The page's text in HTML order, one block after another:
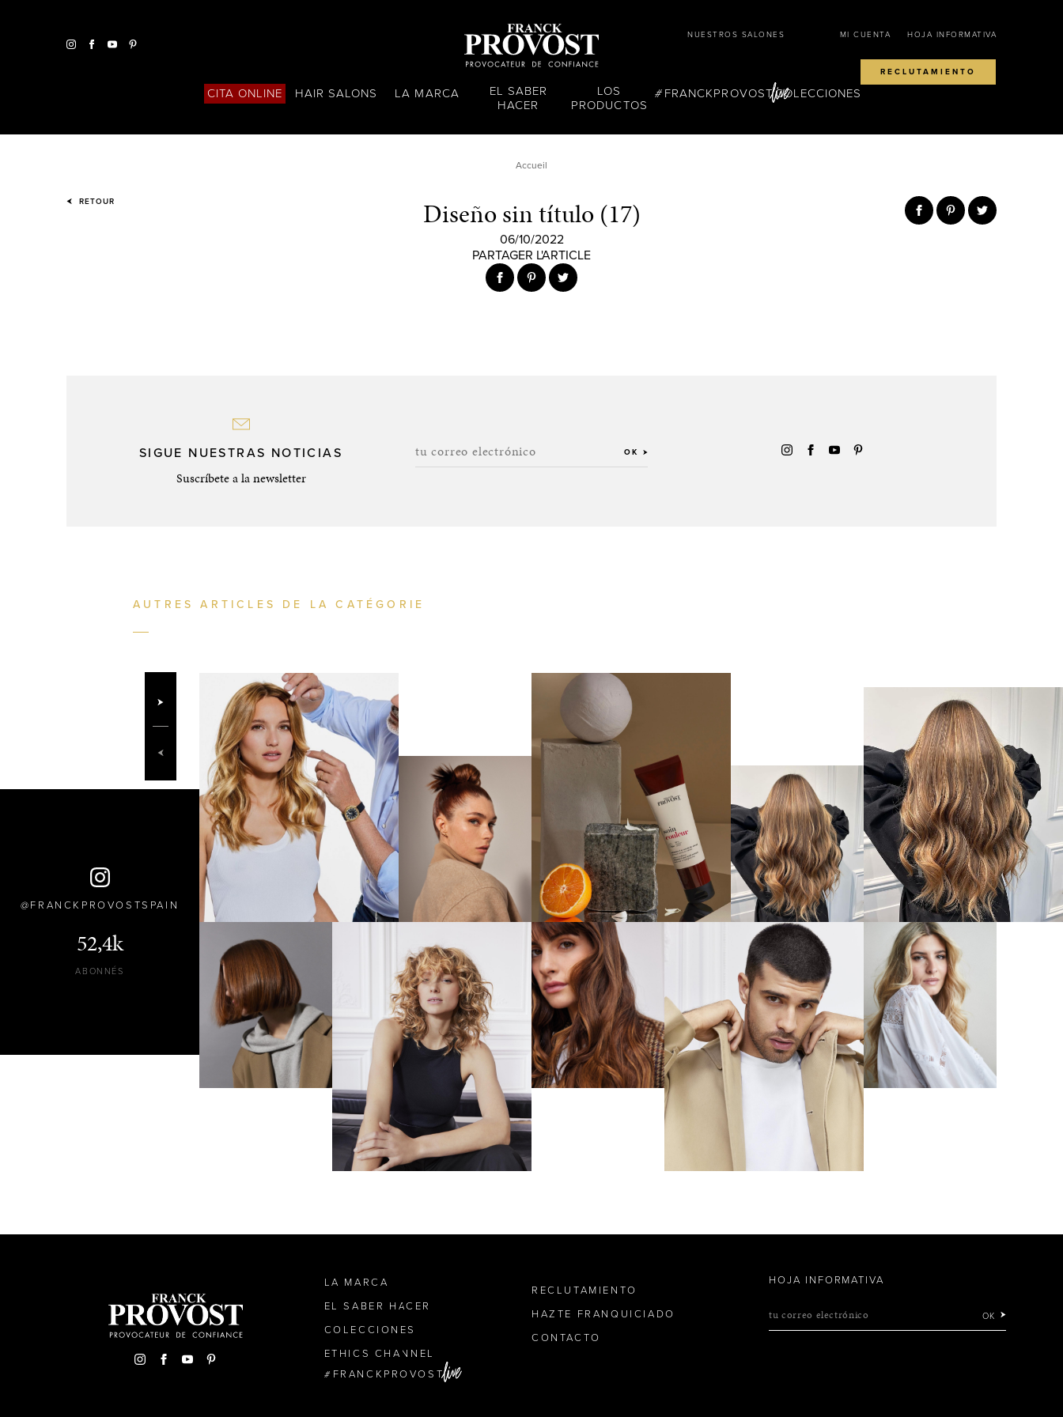
NUESTROS SALONES MI CUENTA HOJA INFORMATIVA
RECLUTAMIENTO
CITA ONLINE HAIR SALONS LA MARCA
EL SABER
HACER
LOS
PRODUCTOS
FRANCKPROVOSTCOLECCIONES
Accueil
RETOUR Diseño sin título (17)
06/10/2022
PARTAGER L'ARTICLE
SIGUE NUESTRAS NOTICIAS
Suscríbete a la newsletter
tu correo electrónico OK
AUTRES ARTICLES DE LA CATÉGORIE
FRANCKPROVOSTSPAIN
52,4k
ABONNÉS
LA MARCA
EL SABER HACER
COLECCIONES
ETHICS CHANNEL
FRANCKPROVOST
RECLUTAMIENTO
HAZTE FRANQUICIADO
CONTACTO
HOJA INFORMATIVA
tu correo electrónico OK